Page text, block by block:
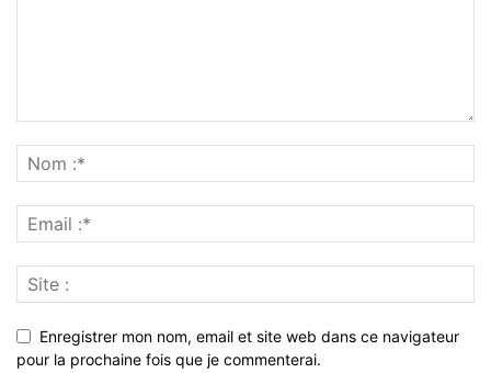
Enregistrer mon nom, email et site web dans ce navigateur
pour la prochaine fois que je commenterai.